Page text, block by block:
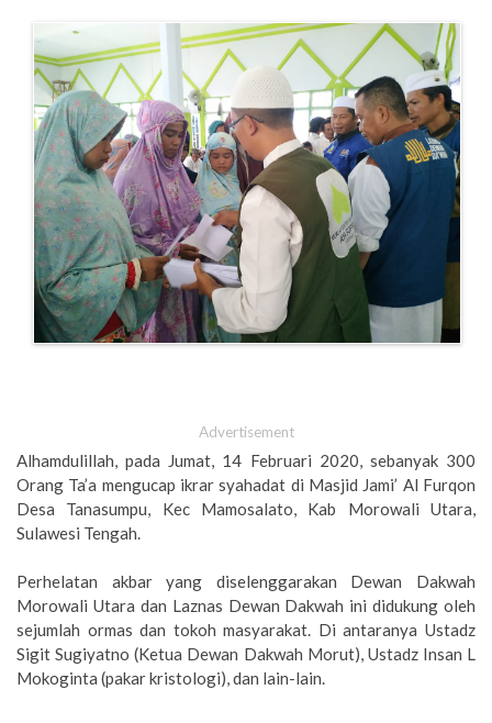
Advertisement
Alhamdulillah, pada Jumat, 14 Februari 2020, sebanyak 300
Orang Ta’a mengucap ikrar syahadat di Masjid Jami’ Al Furqon
Desa Tanasumpu, Kec Mamosalato, Kab Morowali Utara,
Sulawesi Tengah.
Perhelatan akbar yang diselenggarakan Dewan Dakwah
Morowali Utara dan Laznas Dewan Dakwah ini didukung oleh
sejumlah ormas dan tokoh masyarakat. Di antaranya Ustadz
Sigit Sugiyatno (Ketua Dewan Dakwah Morut), Ustadz Insan L
Mokoginta (pakar kristologi), dan lain-lain.